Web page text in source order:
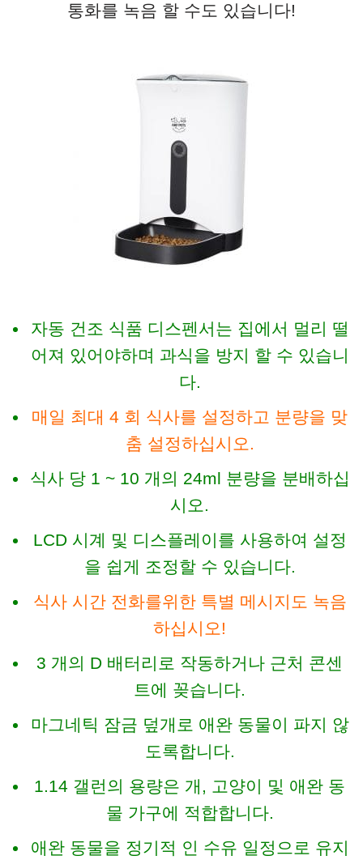
통화를 녹음 할 수도 있습니다!
자동 건조 식품 디스펜서는 집에서 멀리 떨
어져 있어야하며 과식을 방지 할 수 있습니
다.
매일 최대 4 회 식사를 설정하고 분량을 맞
춤 설정하십시오.
식사 당 1 ~ 10 개의 24ml 분량을 분배하십
시오.
LCD 시계 및 디스플레이를 사용하여 설정
을 쉽게 조정할 수 있습니다.
식사 시간 전화를위한 특별 메시지도 녹음
하십시오!
3 개의 D 배터리로 작동하거나 근처 콘센
트에 꽂습니다.
마그네틱 잠금 덮개로 애완 동물이 파지 않
도록합니다.
1.14 갤런의 용량은 개, 고양이 및 애완 동
물 가구에 적합합니다.
애완 동물을 정기적 인 수유 일정으로 유지